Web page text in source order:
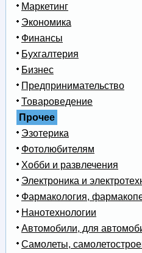
Маркетинг
Экономика
Финансы
Бухгалтерия
Бизнес
Предпринимательство
Товароведение
Прочее
Эзотерика
Фотолюбителям
Хобби и развлечения
Электроника и
Фармакология,
Нанотехнологии
Автомобили, для
Самолеты,